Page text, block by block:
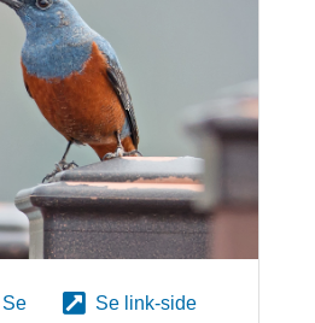
Se
Se link-side